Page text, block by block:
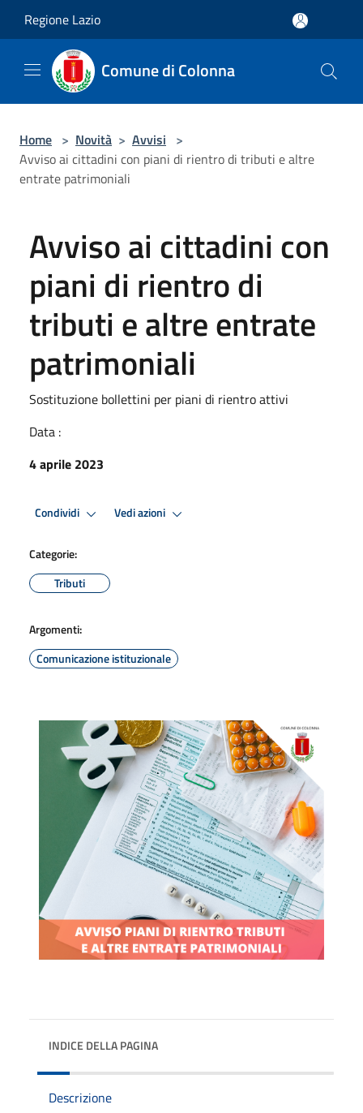
Regione Lazio
Comune di Colonna
Home > Novità > Avvisi >
Avviso ai cittadini con piani di rientro di tributi e altre
entrate patrimoniali
Avviso ai cittadini con
piani di rientro di
tributi e altre entrate
patrimoniali
Sostituzione bollettini per piani di rientro attivi
Data :
4 aprile 2023
Condividi Vedi azioni
Categorie:
Tributi
Argomenti:
Comunicazione istituzionale
INDICE DELLA PAGINA
Descrizione